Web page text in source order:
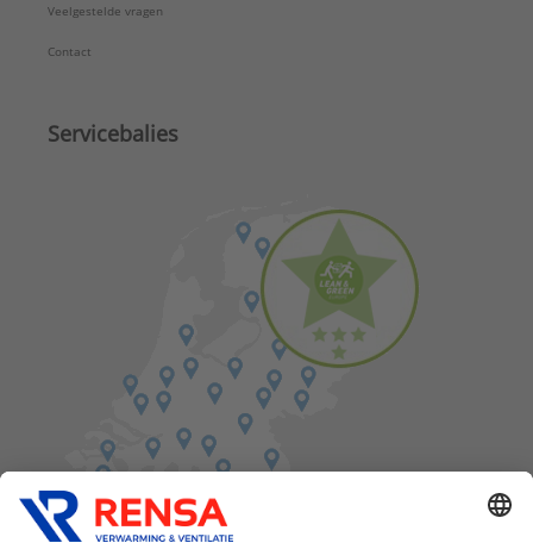
Veelgestelde vragen
Contact
Servicebalies